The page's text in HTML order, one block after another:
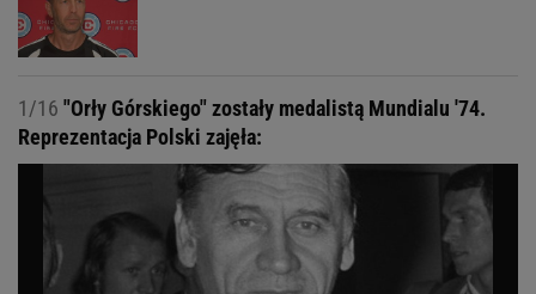
1/16 "Orły Górskiego" zostały medalistą Mundialu '74.
Reprezentacja Polski zajęła: